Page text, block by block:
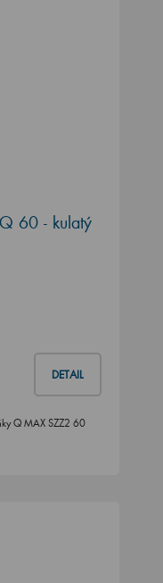
60 - kulatý
DETAIL
Q MAX SZZ2 60